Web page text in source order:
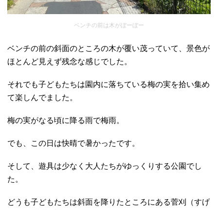
ベンチの前は木がぼーぼー
ベンチの前の斜面のところの木が覆い茂っていて、景色が
ほとんど見えず残念な感じでした。
それでも子どもたちは園内に落ちている梅の実を拾い集め
て楽しんでました。
梅の実がなる頃に降る雨で梅雨。
でも、この日は快晴で暑かったです。
そして、遊具は少なく大人たちがゆっくりする公園でし
た。
どうも子どもたちは斜面を降りたところにある菅刈（すげ